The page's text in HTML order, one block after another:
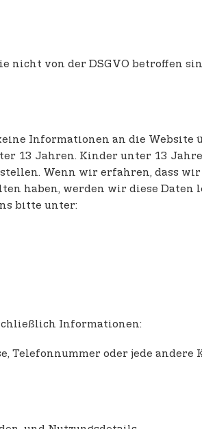
nicht von der DSGVO betroffen
Informationen an die Website
13 Jahren. Kinder unter 13
Wenn wir erfahren, dass wir
haben, werden wir diese Daten
bitte unter:
Informationen:
Telefonnummer oder jede andere